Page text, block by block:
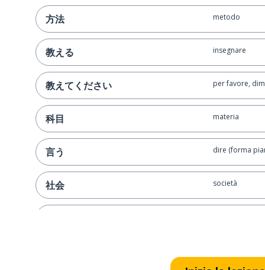
方法 metodo
教える insegnare
教えてください per favore,
科目 materia
言う dire (forma
社会 società